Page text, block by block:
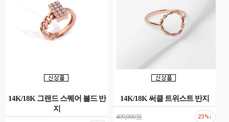
14K/18K 그랜드 스퀘어 볼드 반
지
14K/18K 써클 트위스트 반지
409,000원 23%↓